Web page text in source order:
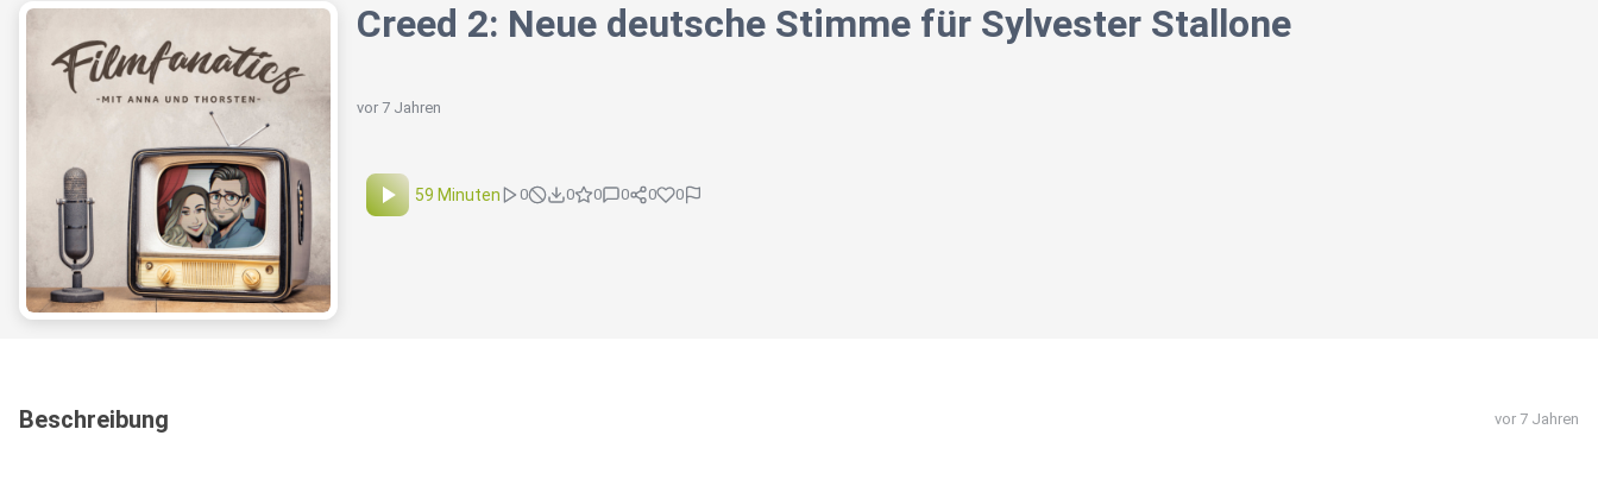
Creed 2: Neue deutsche Stimme für Sylvester Stallone
vor 7 Jahren
59 Minuten 0 0 0 0 0 0
Beschreibung vor 7 Jahren